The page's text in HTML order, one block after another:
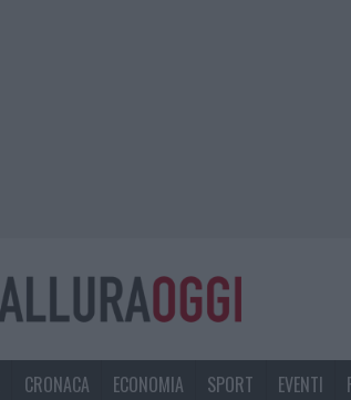
CRONACA ECONOMIA SPORT EVENTI